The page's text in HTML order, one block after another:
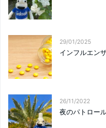
29/01/2025
インフルエン
26/11/2022
夜のパトロー